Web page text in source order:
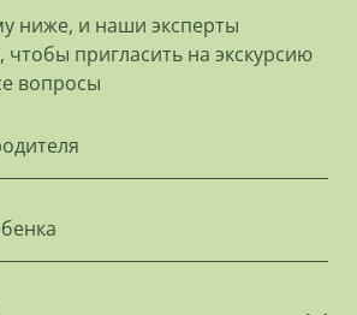
ниже, и наши эксперты
чтобы пригласить на экскурсию
вопросы